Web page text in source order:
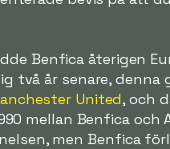
Benfica återigen
två år senare,
United, och
mellan Benfica och
men Benfica